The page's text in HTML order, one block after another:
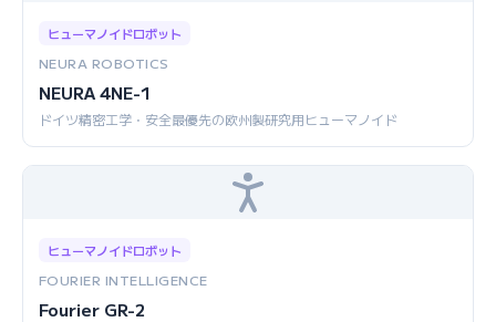
ヒューマノイドロボット
NEURA ROBOTICS
NEURA 4NE-1
ドイツ精密工学・安全最優先の欧州製研究用ヒューマノイド
ヒューマノイドロボット
FOURIER INTELLIGENCE
Fourier GR-2